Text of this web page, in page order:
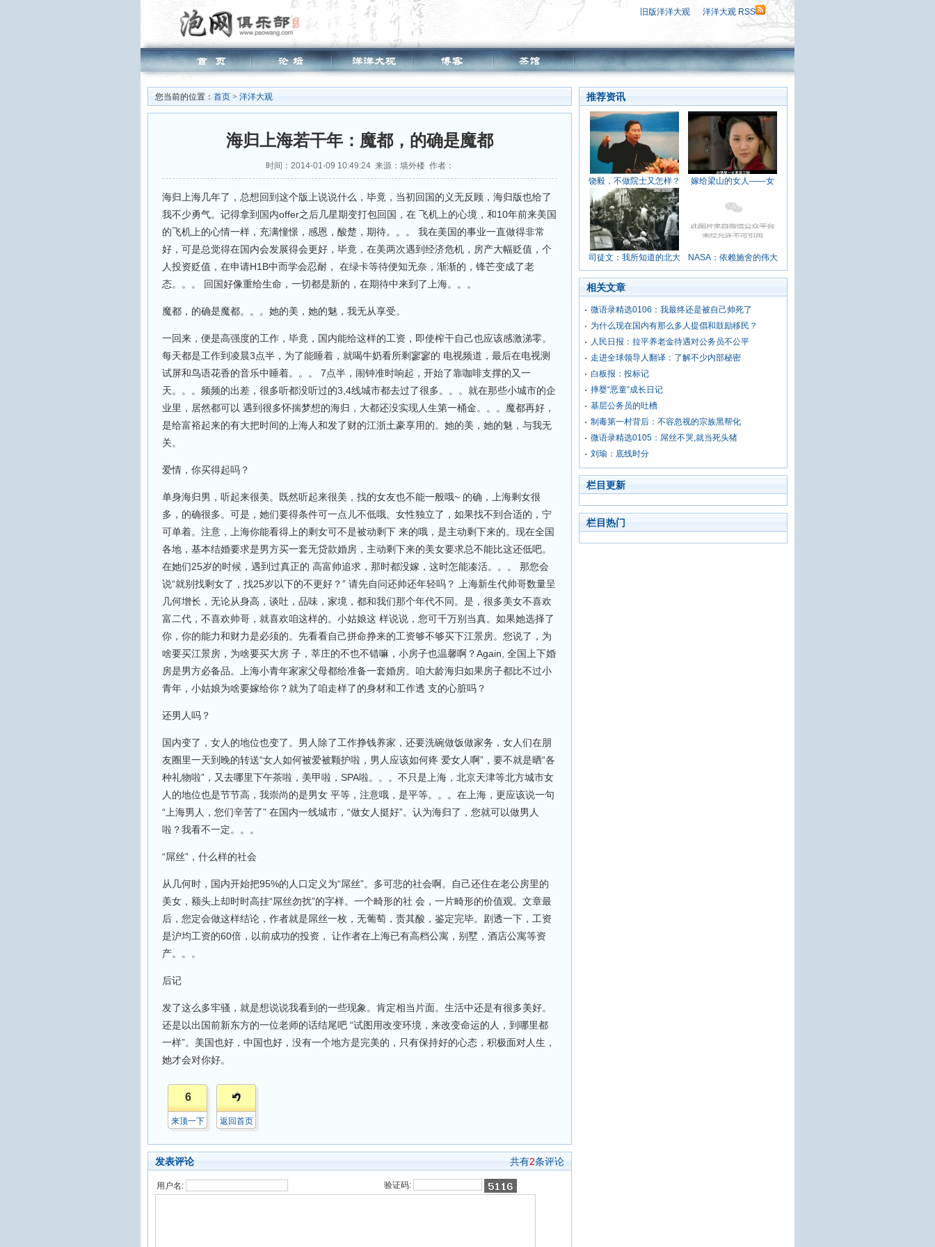
旧版洋洋大观 洋洋大观 RSS
您当前的位置： 首页 > 洋洋大观
海归上海若干年：魔都，的确是魔都
时间：2014-01-09 10:49:24 来源：墙外楼 作者：
海归上海几年了，总想回到这个版上说说什么，毕竟，当初回国的义无反顾，海归版也给了
我不少勇气。记得拿到国内offer之后几星期变打包回国，在 飞机上的心境，和10年前来美国
的飞机上的心情一样，充满憧憬，感恩，酸楚，期待。。。 我在美国的事业一直做得非常
好，可是总觉得在国内会发展得会更好，毕竟，在美两次遇到经济危机，房产大幅贬值，个
人投资贬值，在申请H1B中而学会忍耐， 在绿卡等待便知无奈，渐渐的，锋芒变成了老
态。。。 回国好像重给生命，一切都是新的，在期待中来到了上海。。。
魔都，的确是魔都。。。她的美，她的魅，我无从享受。
一回来，便是高强度的工作，毕竟，国内能给这样的工资，即使榨干自己也应该感激涕零。
每天都是工作到凌晨3点半，为了能睡着，就喝牛奶看所剩寥寥的 电视频道，最后在电视测
试屏和鸟语花香的音乐中睡着。。。 7点半，闹钟准时响起，开始了靠咖啡支撑的又一
天。。。频频的出差，很多听都没听过的3,4线城市都去过了很多。。。就在那些小城市的企
业里，居然都可以 遇到很多怀揣梦想的海归，大都还没实现人生第一桶金。。。魔都再好，
是给富裕起来的有大把时间的上海人和发了财的江浙土豪享用的。她的美，她的魅，与我无
关。
爱情，你买得起吗？
单身海归男，听起来很美。既然听起来很美，找的女友也不能一般哦~ 的确，上海剩女很
多，的确很多。可是，她们要得条件可一点儿不低哦。女性独立了，如果找不到合适的，宁
可单着。注意，上海你能看得上的剩女可不是被动剩下 来的哦，是主动剩下来的。现在全国
各地，基本结婚要求是男方买一套无贷款婚房，主动剩下来的美女要求总不能比这还低吧。
在她们25岁的时候，遇到过真正的 高富帅追求，那时都没嫁，这时怎能凑活。。。 那您会
说“就别找剩女了，找25岁以下的不更好？” 请先自问还帅还年轻吗？ 上海新生代帅哥数量呈
几何增长，无论从身高，谈吐，品味，家境，都和我们那个年代不同。是，很多美女不喜欢
富二代，不喜欢帅哥，就喜欢咱这样的。小姑娘这 样说说，您可千万别当真。如果她选择了
你，你的能力和财力是必须的。先看看自己拼命挣来的工资够不够买下江景房。您说了，为
啥要买江景房，为啥要买大房 子，莘庄的不也不错嘛，小房子也温馨啊？Again, 全国上下婚
房是男方必备品。上海小青年家家父母都给准备一套婚房。咱大龄海归如果房子都比不过小
青年，小姑娘为啥要嫁给你？就为了咱走样了的身材和工作透 支的心脏吗？
还男人吗？
国内变了，女人的地位也变了。男人除了工作挣钱养家，还要洗碗做饭做家务，女人们在朋
友圈里一天到晚的转送“女人如何被爱被颗护啦，男人应该如何疼 爱女人啊”，要不就是晒“各
种礼物啦”，又去哪里下午茶啦，美甲啦，SPA啦。。。不只是上海，北京天津等北方城市女
人的地位也是节节高，我崇尚的是男女 平等，注意哦，是平等。。。在上海，更应该说一句
“上海男人，您们辛苦了” 在国内一线城市，“做女人挺好”。认为海归了，您就可以做男人
啦？我看不一定。。。
“屌丝”，什么样的社会
从几何时，国内开始把95%的人口定义为“屌丝”。多可悲的社会啊。自己还住在老公房里的
美女，额头上却时时高挂“屌丝勿扰”的字样。一个畸形的社 会，一片畸形的价值观。文章最
后，您定会做这样结论，作者就是屌丝一枚，无葡萄，责其酸，鉴定完毕。剧透一下，工资
是沪均工资的60倍，以前成功的投资， 让作者在上海已有高档公寓，别墅，酒店公寓等资
产。。。
后记
发了这么多牢骚，就是想说说我看到的一些现象。肯定相当片面。生活中还是有很多美好。
还是以出国前新东方的一位老师的话结尾吧 “试图用改变环境，来改变命运的人，到哪里都
一样”。美国也好，中国也好，没有一个地方是完美的，只有保持好的心态，积极面对人生，
她才会对你好。
6
来顶一下 返回首页
发表评论 共有2条评论
用户名: 验证码:
推荐资讯
饶毅，不做院士又怎样？ 嫁给梁山的女人——女
司徒文：我所知道的北大 NASA：依赖施舍的伟大
相关文章
微语录精选0106：我最终还是被自己帅死了
为什么现在国内有那么多人提倡和鼓励移民？
人民日报：拉平养老金待遇对公务员不公平
走进全球领导人翻译：了解不少内部秘密
白板报：投标记
摔婴“恶童”成长日记
基层公务员的吐槽
制毒第一村背后：不容忽视的宗族黑帮化
微语录精选0105：屌丝不哭,就当死头猪
刘瑜：底线时分
栏目更新
栏目热门